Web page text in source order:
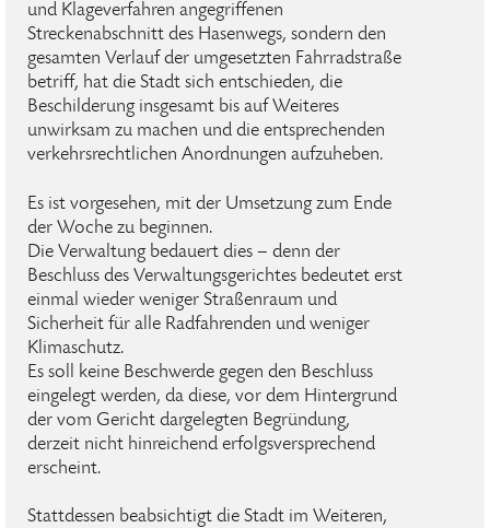
und Klageverfahren angegriffenen
Streckenabschnitt des Hasenwegs, sondern den
gesamten Verlauf der umgesetzten Fahrradstraße
betriff, hat die Stadt sich entschieden, die
Beschilderung insgesamt bis auf Weiteres
unwirksam zu machen und die entsprechenden
verkehrsrechtlichen Anordnungen aufzuheben.
Es ist vorgesehen, mit der Umsetzung zum Ende
der Woche zu beginnen.
Die Verwaltung bedauert dies – denn der
Beschluss des Verwaltungsgerichtes bedeutet erst
einmal wieder weniger Straßenraum und
Sicherheit für alle Radfahrenden und weniger
Klimaschutz.
Es soll keine Beschwerde gegen den Beschluss
eingelegt werden, da diese, vor dem Hintergrund
der vom Gericht dargelegten Begründung,
derzeit nicht hinreichend erfolgsversprechend
erscheint.
Stattdessen beabsichtigt die Stadt im Weiteren,